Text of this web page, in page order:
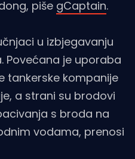
piše gCaptain.
u izbjegavanju
Povećana je uporaba
tankerske kompanije
a strani su brodovi
s broda na
vodama, prenosi